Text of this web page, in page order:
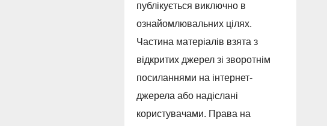
публікується виключно в
ознайомлювальних цілях.
Частина матеріалів взята з
відкритих джерел зі зворотнім
посиланнями на інтернет-
джерела або надіслані
користувачами. Права на